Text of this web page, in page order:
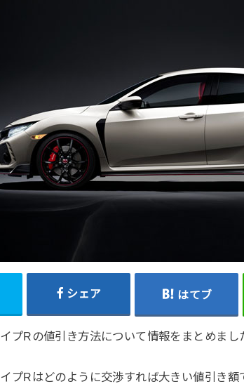
シェア はてブ
プRの値引き方法について情報をまとめまし
プRはどのように交渉すれば大きい値引き